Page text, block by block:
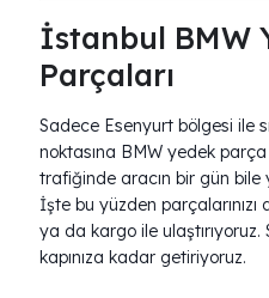
İstanbul BMW
Parçaları
Sadece Esenyurt bölgesi ile
noktasına BMW yedek
trafiğinde aracın bir gün bile
İşte bu yüzden parçalarınızı
ya da kargo ile ulaştırıyoruz.
kapınıza kadar getiriyoruz.